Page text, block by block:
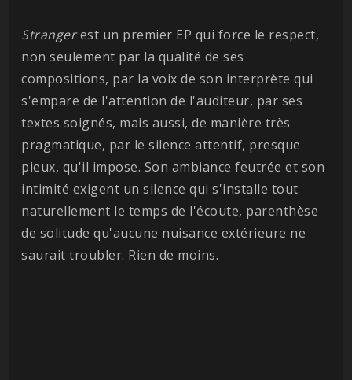
Strangerest un premier EP qui force le respect,
non seulement par la qualité de ses
compositions, par la voix de son interprète qui
s'empare de l'attention de l'auditeur, par ses
textes soignés, mais aussi, de manière très
pragmatique, par le silence attentif, presque
pieux, qu'il impose. Son ambiance feutrée et son
intimité exigent un silence qui s'installe tout
naturellement le temps de l'écoute, parenthèse
de solitude qu'aucune nuisance extérieure ne
saurait troubler. Rien de moins.